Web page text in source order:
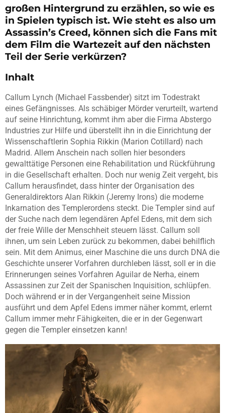
großen Hintergrund zu erzählen, so wie es
in Spielen typisch ist. Wie steht es also um
Assassin’s Creed, können sich die Fans mit
dem Film die Wartezeit auf den nächsten
Teil der Serie verkürzen?
Inhalt
Callum Lynch (Michael Fassbender) sitzt im Todestrakt
eines Gefängnisses. Als schäbiger Mörder verurteilt, wartend
auf seine Hinrichtung, kommt ihm aber die Firma Abstergo
Industries zur Hilfe und überstellt ihn in die Einrichtung der
Wissenschaftlerin Sophia Rikkin (Marion Cotillard) nach
Madrid. Allem Anschein nach sollen hier besonders
gewalttätige Personen eine Rehabilitation und Rückführung
in die Gesellschaft erhalten. Doch nur wenig Zeit vergeht, bis
Callum herausfindet, dass hinter der Organisation des
Generaldirektors Alan Rikkin (Jeremy Irons) die moderne
Inkarnation des Templerordens steckt. Die Templer sind auf
der Suche nach dem legendären Apfel Edens, mit dem sich
der freie Wille der Menschheit steuern lässt. Callum soll
ihnen, um sein Leben zurück zu bekommen, dabei behilflich
sein. Mit dem Animus, einer Maschine die uns durch DNA die
Geschichte unserer Vorfahren durchleben lässt, soll er in die
Erinnerungen seines Vorfahren Aguilar de Nerha, einem
Assassinen zur Zeit der Spanischen Inquisition, schlüpfen.
Doch während er in der Vergangenheit seine Mission
ausführt und dem Apfel Edens immer näher kommt, erlernt
Callum immer mehr Fähigkeiten, die er in der Gegenwart
gegen die Templer einsetzen kann!